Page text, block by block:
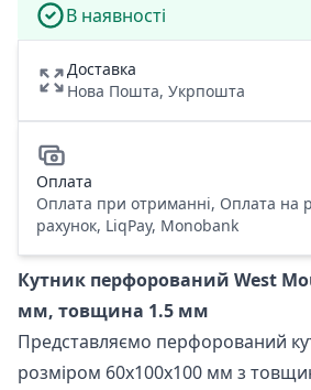
В наявності
Доставка
Нова Пошта, Укрпошта
Оплата
Оплата при отриманні, Оплата на
рахунок, LiqPay, Monobank
Кутник перфорований West
мм, товщина 1.5 мм
Представляємо перфорований
розміром 60х100х100 мм з